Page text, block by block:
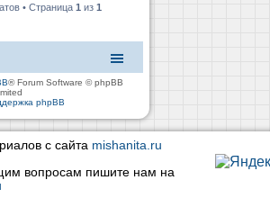
• Страница1 из1
® Forum Software © phpBB
phpBB
с сайта mishanita.ru
вопросам пишите нам на